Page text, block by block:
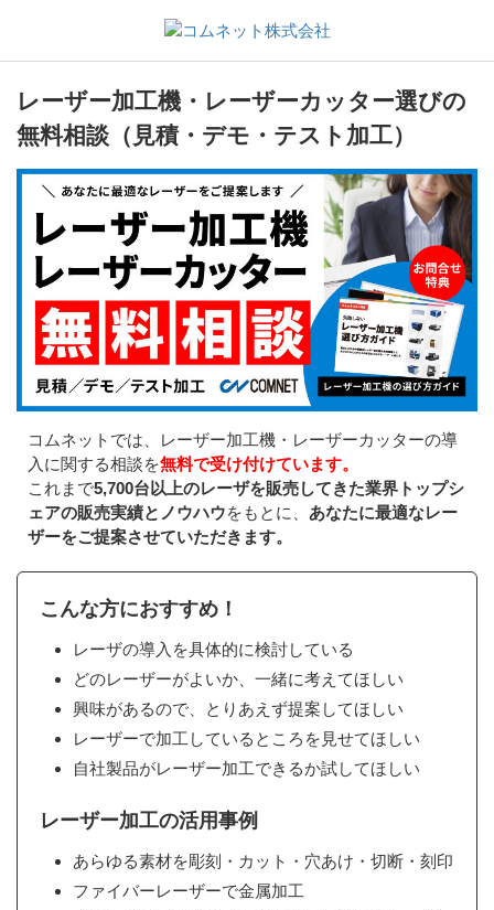
レーザー加工機・レーザーカッター選びの
無料相談（見積・デモ・テスト加工）
コムネットでは、レーザー加工機・レーザーカッターの導
入に関する相談を無料で受け付けています。
これまで5,700台以上のレーザを販売してきた業界トップシ
ェアの販売実績とノウハウをもとに、 あなたに最適なレー
ザーをご提案させていただきます。
こんな方におすすめ！
レーザの導入を具体的に検討している
どのレーザーがよいか、一緒に考えてほしい
興味があるので、とりあえず提案してほしい
レーザーで加工しているところを見せてほしい
自社製品がレーザー加工できるか試してほしい
レーザー加工の活用事例
あらゆる素材を彫刻・カット・穴あけ・切断・刻印
ファイバーレーザーで金属加工